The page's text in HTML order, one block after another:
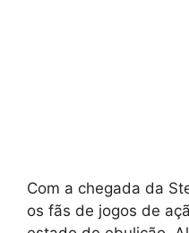
Com a chegada da
os fãs de jogos de